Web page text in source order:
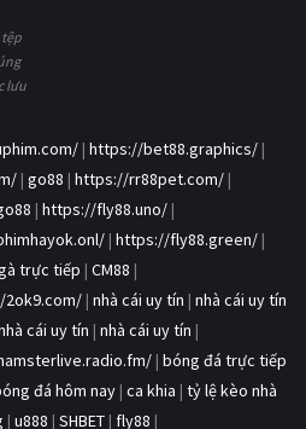
tệp
lưu
| https://bet88.graphics/ |
| go88 | https://rr88pet.com/ |
| https://fly88.uno/ |
| https://fly88.green/ |
trực tiếp | CM88 |
| nhà cái uy tín | nhà cái uy tín
cái uy tín | nhà cái uy tín |
| bóng đá trực tiếp
đá hôm nay | ca khia | tỷ lệ kèo nhà
| u888 | SHBET | fly88 |